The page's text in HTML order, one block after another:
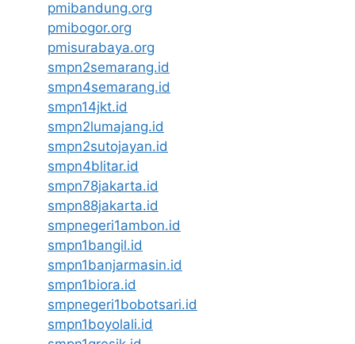
pmibandung.org
pmibogor.org
pmisurabaya.org
smpn2semarang.id
smpn4semarang.id
smpn14jkt.id
smpn2lumajang.id
smpn2sutojayan.id
smpn4blitar.id
smpn78jakarta.id
smpn88jakarta.id
smpnegeri1ambon.id
smpn1bangil.id
smpn1banjarmasin.id
smpn1biora.id
smpnegeri1bobotsari.id
smpn1boyolali.id